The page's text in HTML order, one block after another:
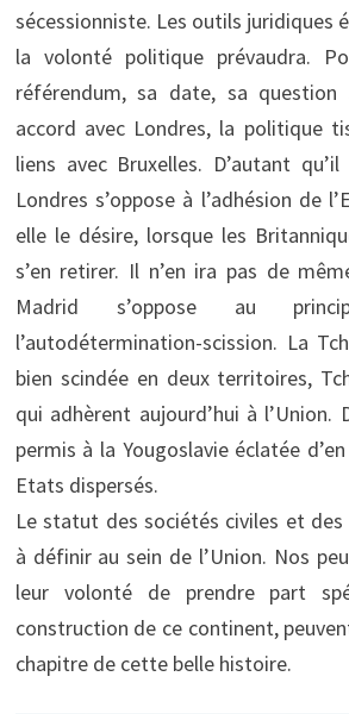
sécessionniste. Les outils juridiques
la volonté politique prévaudra.
référendum, sa date, sa
accord avec Londres, la politique
liens avec Bruxelles. D’autant
Londres s’oppose à l’adhésion de
elle le désire, lorsque les
s’en retirer. Il n’en ira pas de
Madrid s’oppose au
l’autodétermination-scission. La
bien scindée en deux territoires,
qui adhèrent aujourd’hui à l’Union.
permis à la Yougoslavie éclatée
Etats dispersés.
Le statut des sociétés civiles et
à définir au sein de l’Union. Nos
leur volonté de prendre part
construction de ce continent,
chapitre de cette belle histoire.